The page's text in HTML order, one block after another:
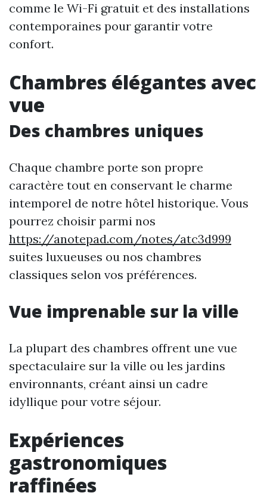
comme le Wi-Fi gratuit et des installations
contemporaines pour garantir votre
confort.
Chambres élégantes avec
vue
Des chambres uniques
Chaque chambre porte son propre
caractère tout en conservant le charme
intemporel de notre hôtel historique. Vous
pourrez choisir parmi nos
https://anotepad.com/notes/atc3d999
suites luxueuses ou nos chambres
classiques selon vos préférences.
Vue imprenable sur la ville
La plupart des chambres offrent une vue
spectaculaire sur la ville ou les jardins
environnants, créant ainsi un cadre
idyllique pour votre séjour.
Expériences
gastronomiques
raffinées